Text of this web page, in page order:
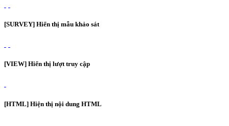
[SURVEY] Hiển thị mẫu khảo sát
[VIEW] Hiển thị lượt truy cập
[HTML] Hiện thị nội dung HTML